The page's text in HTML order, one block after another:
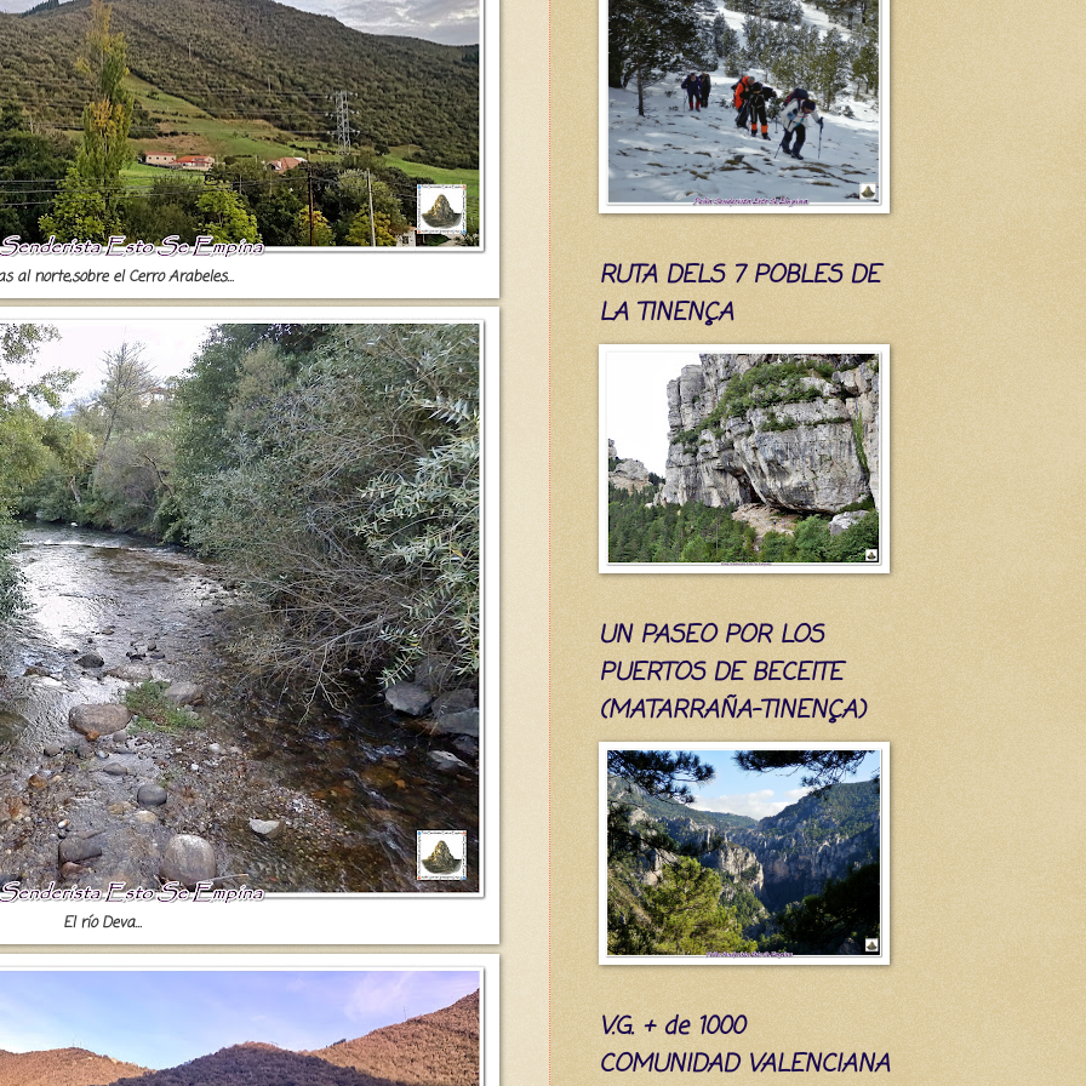
al norte,sobre el Cerro Arabeles...
El río Deva...
RUTA DELS 7 POBLES DE
LA TINENÇA
UN PASEO POR LOS
PUERTOS DE BECEITE
(MATARRAÑA-TINENÇA)
V.G. + de 1000
COMUNIDAD VALENCIANA